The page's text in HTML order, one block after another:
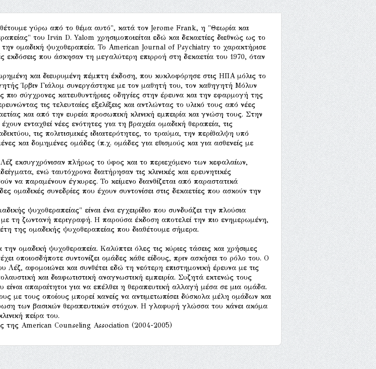
γύρω από το θέμα αυτό", κατά τον Jerome Frank, η "Θεωρία και
του Irvin D. Yalom χρησιμοποιείται εδώ και δεκαετίες διεθνώς ως το
την ομαδική ψυχοθεραπεία. Το Αmerican Journal of Psychiatry το χαρακτήρισε
εκδόσεις που άσκησαν τη μεγαλύτερη επιρροή στη δεκαετία του 1970, όταν
και διευρυμένη πέμπτη έκδοση, που κυκλοφόρησε στις ΗΠΑ μόλις το
Ίρβιν Γιάλομ συνεργάστηκε με τον μαθητή του, τον καθηγητή Μόλυν
πιο σύγχρονες κατευθυντήριες οδηγίες στην έρευνα και την εφαρμογή της
τις τελευταίες εξελίξεις και αντλώντας το υλικό τους από νέες
και από την ευρεία προσωπική κλινική εμπειρία και γνώση τους. Στην
ενταχθεί νέες ενότητες για τη βραχεία ομαδική θεραπεία, τις
τις πολιτισμικές ιδιαιτερότητες, το τραύμα, την περίθαλψη υπό
και δομημένες ομάδες (π.χ. ομάδες για εθισμούς και για ασθενείς με
εκσυγχρόνισαν πλήρως το ύφος και το περιεχόμενο των κεφαλαίων,
ενώ ταυτόχρονα διατήρησαν τις κλινικές και ερευνητικές
να παραμένουν έγκυρες. Το κείμενο διανθίζεται από παραστατικά
ομαδικές συνεδρίες που έχουν συντονίσει στις δεκαετίες που ασκούν την
ψυχοθεραπείας" είναι ένα εγχειρίδιο που συνδυάζει την πλούσια
τη ζωντανή περιγραφή. Η παρούσα έκδοση αποτελεί την πιο ενημερωμένη,
της ομαδικής ψυχοθεραπείας που διαθέτουμε σήμερα.
την ομαδική ψυχοθεραπεία. Καλύπτει όλες τις κύριες τάσεις και χρήσιμες
οποιοσδήποτε συντονίζει ομάδες κάθε είδους, πριν ασκήσει το ρόλο του. Ο
Λέζ, αφομοιώνει και συνθέτει εδώ τη νεότερη επιστημονική έρευνα με τις
και διαφωτιστική αναγνωστική εμπειρία. Συζητά εκτενώς τους
είναι απαραίτητοι για να επέλθει η θεραπευτική αλλαγή μέσα σε μια ομάδα.
με τους οποίους μπορεί κανείς να αντιμετωπίσει δύσκολα μέλη ομάδων και
των βασικών θεραπευτικών στόχων. Η γλαφυρή γλώσσα του κάνει ακόμα
πείρα του.
της American Counseling Association (2004-2005)